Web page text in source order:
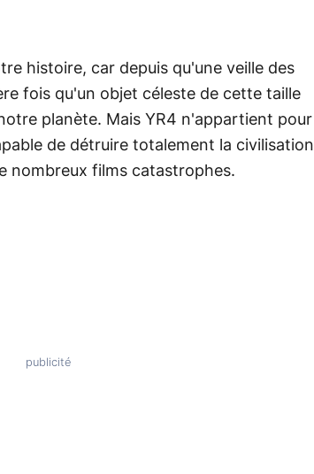
histoire, car depuis qu'une veille des
fois qu'un objet céleste de cette taille
planète. Mais YR4 n'appartient pour
de détruire totalement la civilisation
nombreux films catastrophes.